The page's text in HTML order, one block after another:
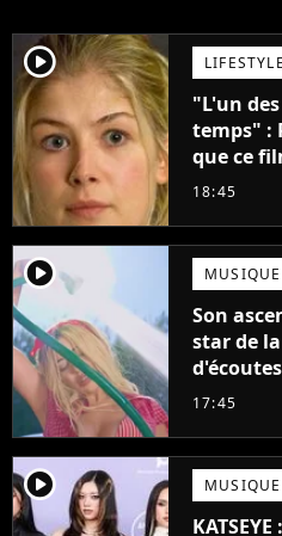
player2 LIFESTYLE
"L'un
temps" :
que ce
fiction
18:45
player2 MUSIQUE
Son
star de
pensais
17:45
player2 MUSIQUE